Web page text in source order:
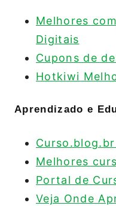
Melhores
Digitais
Cupons de
Hotkiwi
Aprendizado e
Melhores
Portal de
Veja Onde